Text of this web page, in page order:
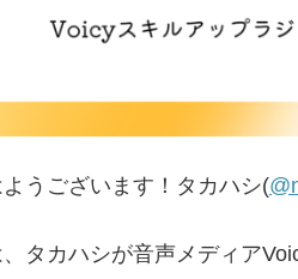
うございます！タカハシ(
タカハシが音声メディア